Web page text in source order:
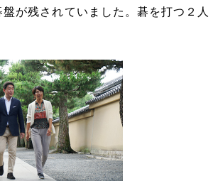
が残されていました。碁を打つ２人